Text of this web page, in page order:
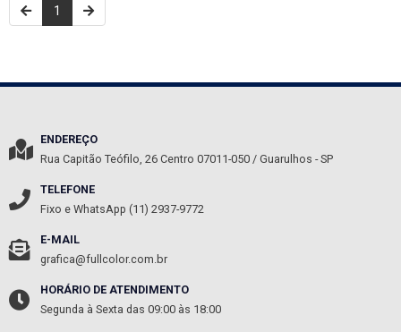
1
ENDEREÇO
Rua Capitão Teófilo, 26 Centro 07011-050 / Guarulhos - SP
TELEFONE
Fixo e WhatsApp (11) 2937-9772
E-MAIL
grafica@fullcolor.com.br
HORÁRIO DE ATENDIMENTO
Segunda à Sexta das 09:00 às 18:00